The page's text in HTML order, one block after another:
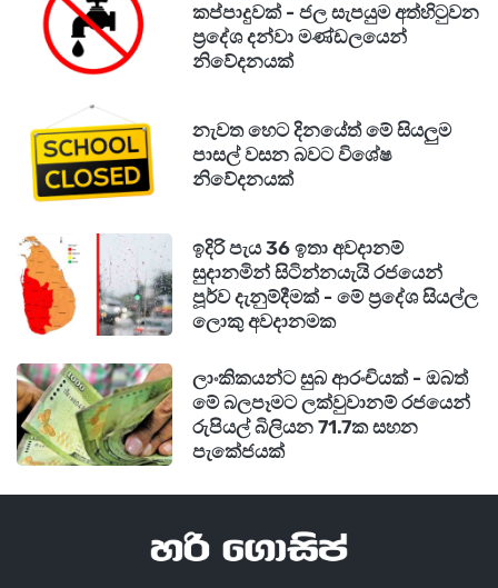
කප්පාදුවක් - ජල සැපයුම අත්හිටුවන
ප්‍රදේශ දන්වා මණ්ඩලයෙන්
නිවේදනයක්
නැවත හෙට දිනයේත් මේ සියලුම
පාසල් වසන බවට විශේෂ
නිවේදනයක්
ඉදිරි පැය 36 ඉතා අවදානම්
සුදානමින් සිටින්නයැයි රජයෙන්
පූර්ව දැනුම්දීමක් - මේ ප්‍රදේශ සියල්ල
ලොකු අවදානමක
ලාංකිකයන්ට සුබ ආරංචියක් - ඔබත්
මේ බලපෑමට ලක්වුවානම් රජයෙන්
රුපියල් බිලියන 71.7ක සහන
පැකේජයක්